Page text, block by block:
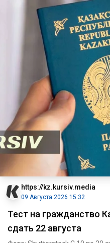
https://kz.kursiv.media
09 Августа 2026 15:32
Тест на гражданство
сдать 22 августа